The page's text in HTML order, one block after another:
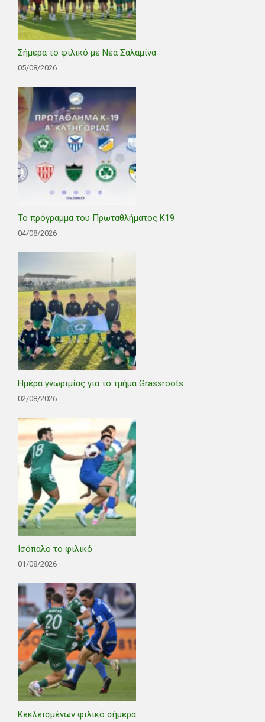
Σήμερα το φιλικό με Νέα Σαλαμίνα
05/08/2026
Το πρόγραμμα του Πρωταθλήματος Κ19
04/08/2026
Ημέρα γνωριμίας για το τμήμα Grassroots
02/08/2026
Ισόπαλο το φιλικό
01/08/2026
Κεκλεισμένων φιλικό σήμερα